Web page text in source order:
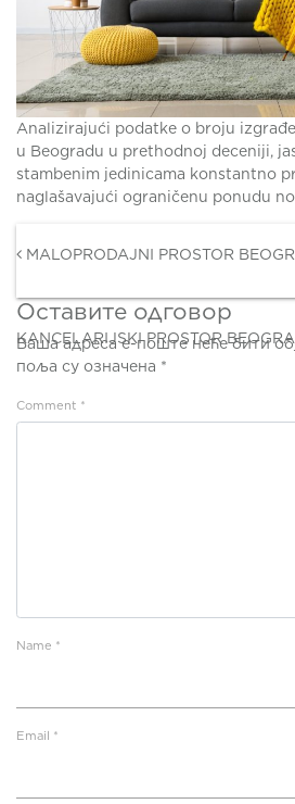
Analizirajući podatke o broju
u Beogradu u prethodnoj deceniji,
stambenim jedinicama konstantno
naglašavajući ograničenu ponudu
MALOPRODAJNI PROSTOR
KANCELARIJSKI PROSTOR
Оставите одговор
Ваша адреса е-поште неће бити
поља су означена *
Comment *
Name *
Email *